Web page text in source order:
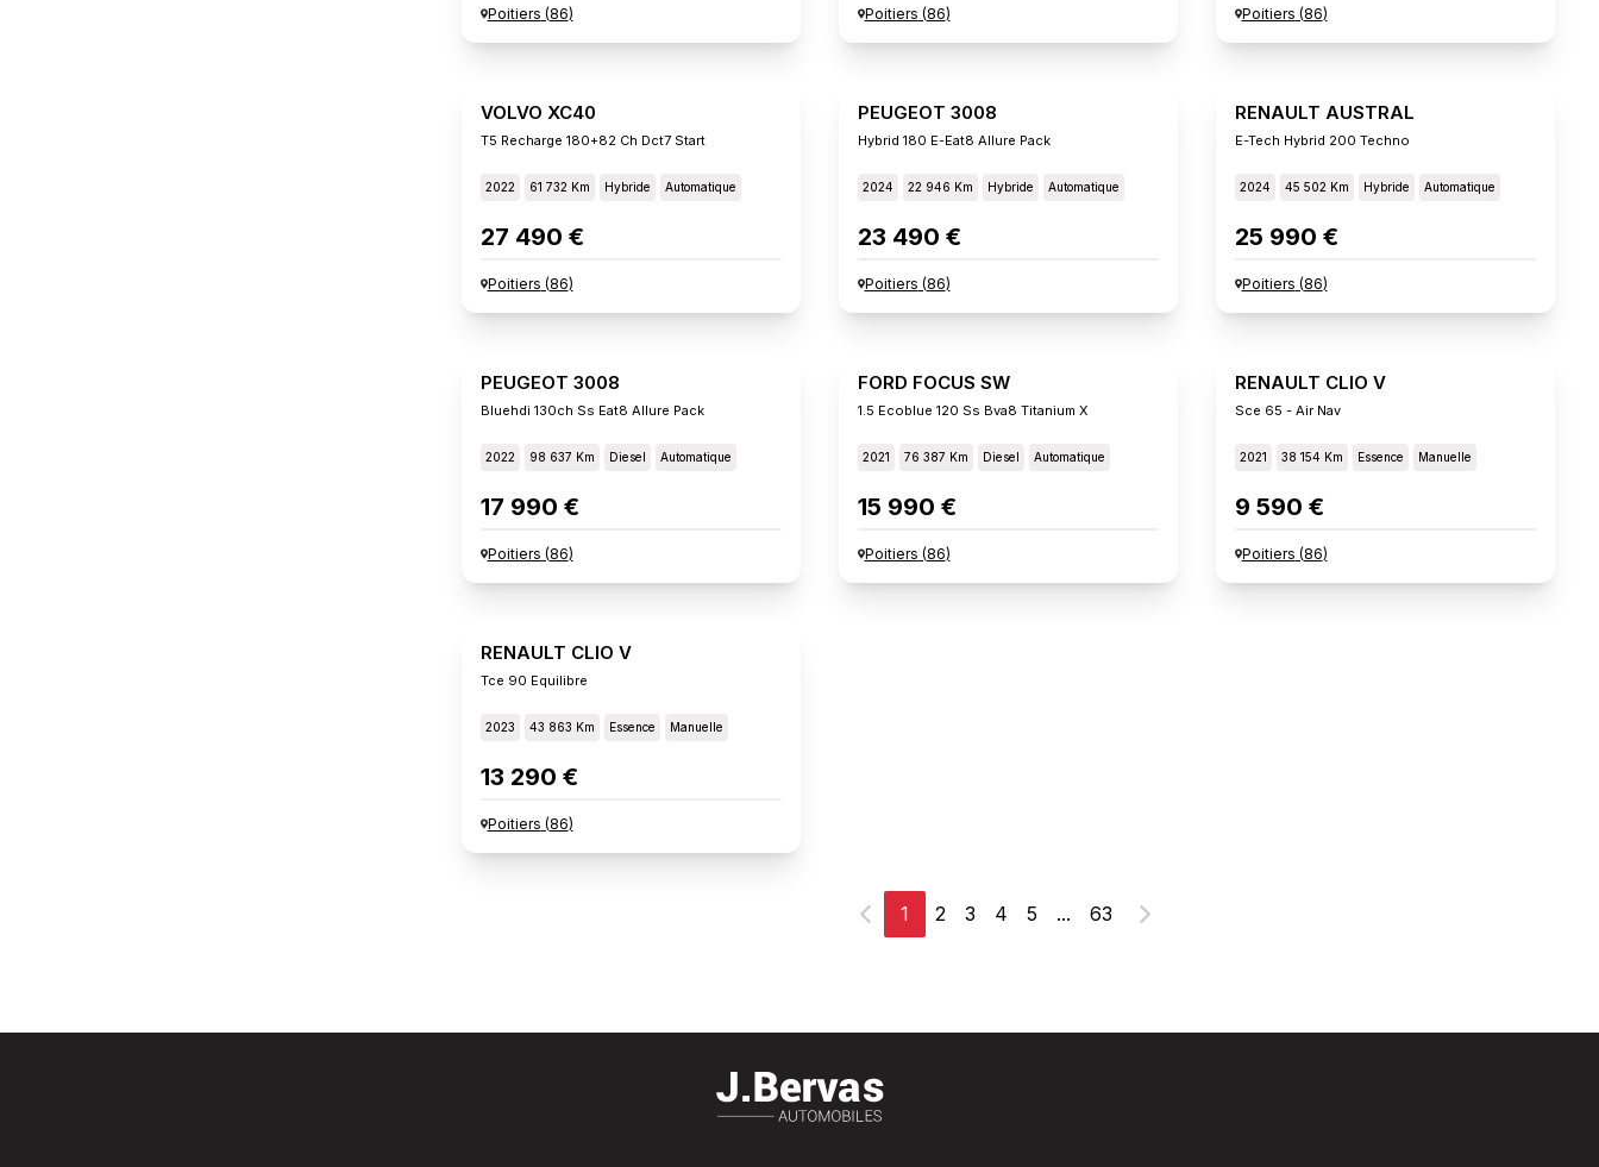
Poitiers (86) Poitiers (86) Poitiers (86)
VOLVO XC40
T5 Recharge 180+82 Ch Dct7 Start
2022 61 732 Km Hybride Automatique
27 490 €
Poitiers (86)
PEUGEOT 3008
Hybrid 180 E-Eat8 Allure Pack
2024 22 946 Km Hybride Automatique
23 490 €
Poitiers (86)
RENAULT AUSTRAL
E-Tech Hybrid 200 Techno
2024 45 502 Km Hybride Automatique
25 990 €
Poitiers (86)
PEUGEOT 3008
Bluehdi 130ch Ss Eat8 Allure Pack
2022 98 637 Km Diesel Automatique
17 990 €
Poitiers (86)
FORD FOCUS SW
1.5 Ecoblue 120 Ss Bva8 Titanium X
2021 76 387 Km Diesel Automatique
15 990 €
Poitiers (86)
RENAULT CLIO V
Sce 65 - Air Nav
2021 38 154 Km Essence Manuelle
9 590 €
Poitiers (86)
RENAULT CLIO V
Tce 90 Equilibre
2023 43 863 Km Essence Manuelle
13 290 €
Poitiers (86)
Précédent
1 2 3 4 5 ... 63
Suivant